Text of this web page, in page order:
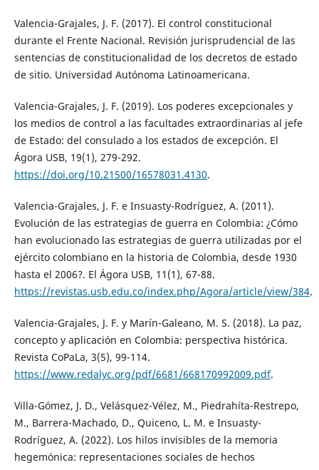
Valencia-Grajales, J. F. (2017). El control constitucional
durante el Frente Nacional. Revisión jurisprudencial de las
sentencias de constitucionalidad de los decretos de estado
de sitio. Universidad Autónoma Latinoamericana.
Valencia-Grajales, J. F. (2019). Los poderes excepcionales y
los medios de control a las facultades extraordinarias al jefe
de Estado: del consulado a los estados de excepción. El
Ágora USB, 19(1), 279-292.
https://doi.org/10.21500/16578031.4130.
Valencia-Grajales, J. F. e Insuasty-Rodríguez, A. (2011).
Evolución de las estrategias de guerra en Colombia: ¿Cómo
han evolucionado las estrategias de guerra utilizadas por el
ejército colombiano en la historia de Colombia, desde 1930
hasta el 2006?. El Ágora USB, 11(1), 67-88.
https://revistas.usb.edu.co/index.php/Agora/article/view/384.
Valencia-Grajales, J. F. y Marín-Galeano, M. S. (2018). La paz,
concepto y aplicación en Colombia: perspectiva histórica.
Revista CoPaLa, 3(5), 99-114.
https://www.redalyc.org/pdf/6681/668170992009.pdf.
Villa-Gómez, J. D., Velásquez-Vélez, M., Piedrahíta-Restrepo,
M., Barrera-Machado, D., Quiceno, L. M. e Insuasty-
Rodríguez, A. (2022). Los hilos invisibles de la memoria
hegemónica: representaciones sociales de hechos